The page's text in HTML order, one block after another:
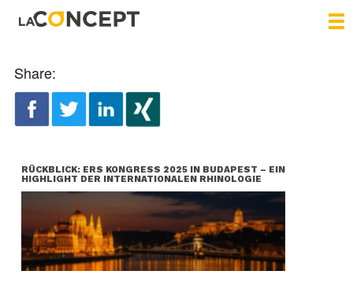
Share:
RÜCKBLICK: ERS KONGRESS 2025 IN BUDAPEST – EIN
HIGHLIGHT DER INTERNATIONALEN RHINOLOGIE